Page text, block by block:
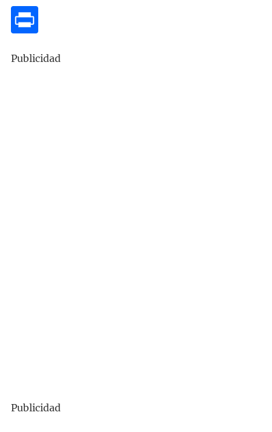
Publicidad
Publicidad